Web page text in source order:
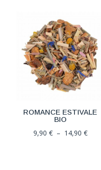
à
ROMANCE ESTIVALE
BIO
9,90 € – 14,90 €Plage